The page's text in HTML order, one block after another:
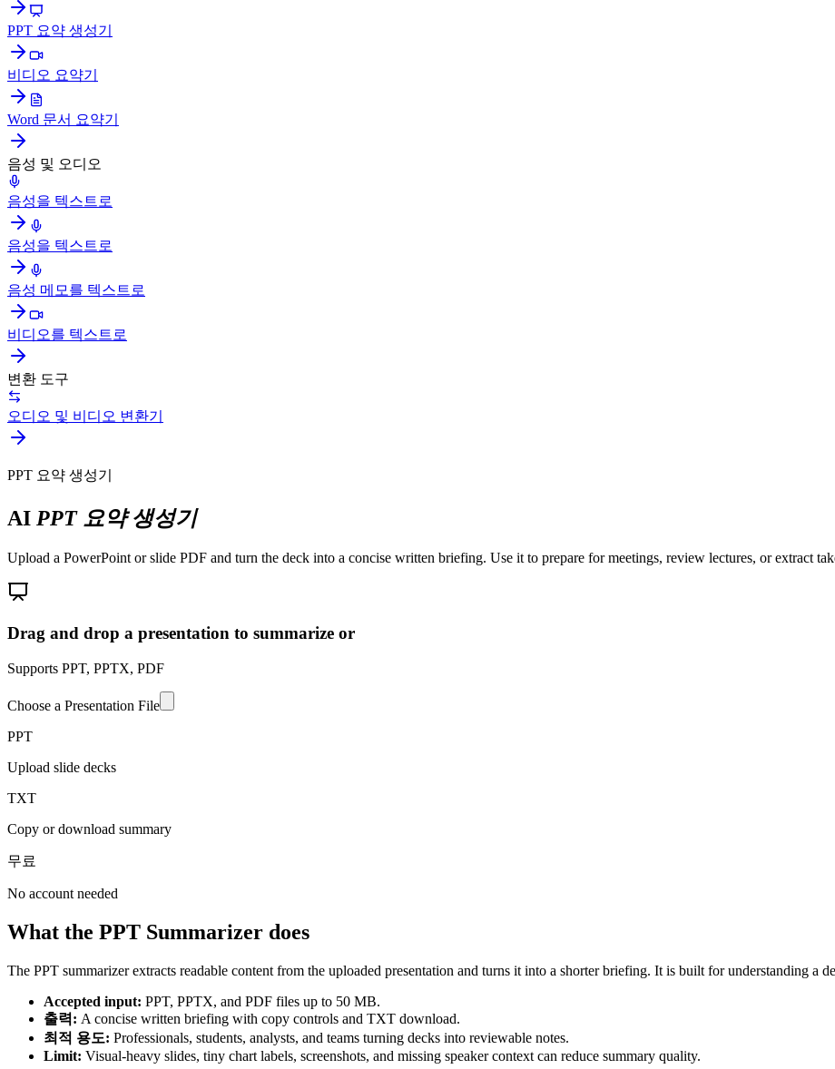
PPT 요약 생성기
비디오 요약기
Word 문서 요약기
음성 및 오디오
음성을 텍스트로
음성을 텍스트로
음성 메모를 텍스트로
비디오를 텍스트로
변환 도구
오디오 및 비디오 변환기
PPT 요약 생성기
AI PPT 요약 생성기
Upload a PowerPoint or slide PDF and turn the deck into a concise written briefing. Use it to prepare for meetings, review lectures, or extract
Drag and drop a presentation to summarize or
Supports PPT, PPTX, PDF
Choose a Presentation File
PPT
Upload slide decks
TXT
Copy or download summary
무료
No account needed
What the PPT Summarizer does
The PPT summarizer extracts readable content from the uploaded presentation and turns it into a shorter briefing. It is built for understanding a
Accepted input: PPT, PPTX, and PDF files up to 50 MB.
출력: A concise written briefing with copy controls and TXT download.
최적 용도: Professionals, students, analysts, and teams turning decks into reviewable notes.
Limit: Visual-heavy slides, tiny chart labels, screenshots, and missing speaker context can reduce summary quality.